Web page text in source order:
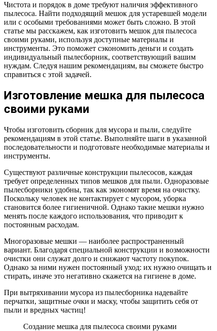
Чистота и порядок в доме требуют наличия эффективного
пылесоса. Найти подходящий мешок для устаревшей модели
или с особыми требованиями может быть сложно. В этой
статье мы расскажем, как изготовить мешок для пылесоса
своими руками, используя доступные материалы и
инструменты. Это поможет сэкономить деньги и создать
индивидуальный пылесборник, соответствующий вашим
нуждам. Следуя нашим рекомендациям, вы сможете быстро
справиться с этой задачей.
Изготовление мешка для пылесоса
своими руками
Чтобы изготовить сборник для мусора и пыли, следуйте
рекомендациям в этой статье. Выполняйте шаги в указанной
последовательности и подготовьте необходимые материалы и
инструменты.
Существуют различные конструкции пылесосов, каждая
требует определенных типов мешков для пыли. Одноразовые
пылесборники удобны, так как экономят время на очистку.
Поскольку человек не контактирует с мусором, уборка
становится более гигиеничной. Однако такие мешки нужно
менять после каждого использования, что приводит к
постоянным расходам.
Многоразовые мешки — наиболее распространенный
вариант. Благодаря специальной конструкции и возможности
очистки они служат долго и снижают частоту покупок.
Однако за ними нужен постоянный уход: их нужно очищать и
стирать, иначе это негативно скажется на гигиене в доме.
При вытряхивании мусора из пылесборника надевайте
перчатки, защитные очки и маску, чтобы защитить себя от
пыли и вредных частиц!
Создание мешка для пылесоса своими руками